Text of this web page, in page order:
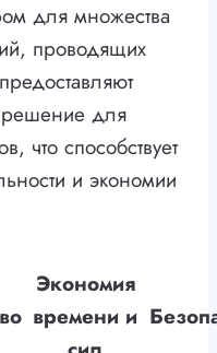
для множества
проводящих
для
что способствует
и экономии
Экономия
времени и